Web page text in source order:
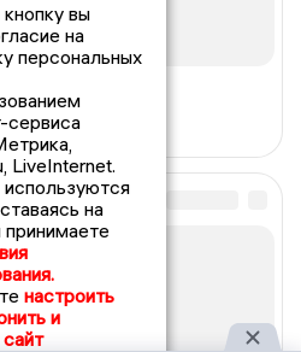
вы
на
персональных
сервиса
LiveInternet.
на
принимаете
настроить
и